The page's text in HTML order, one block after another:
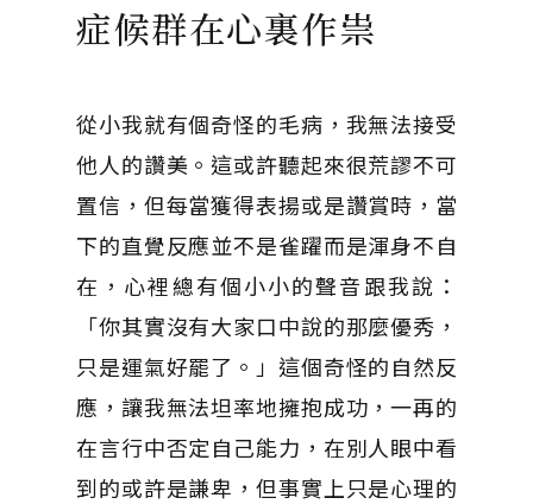
症候群在心裏作祟
從小我就有個奇怪的毛病，我無法接受
他人的讚美。這或許聽起來很荒謬不可
置信，但每當獲得表揚或是讚賞時，當
下的直覺反應並不是雀躍而是渾身不自
在，心裡總有個小小的聲音跟我說：
「你其實沒有大家口中說的那麼優秀，
只是運氣好罷了。」這個奇怪的自然反
應，讓我無法坦率地擁抱成功，一再的
在言行中否定自己能力，在別人眼中看
到的或許是謙卑，但事實上只是心理的